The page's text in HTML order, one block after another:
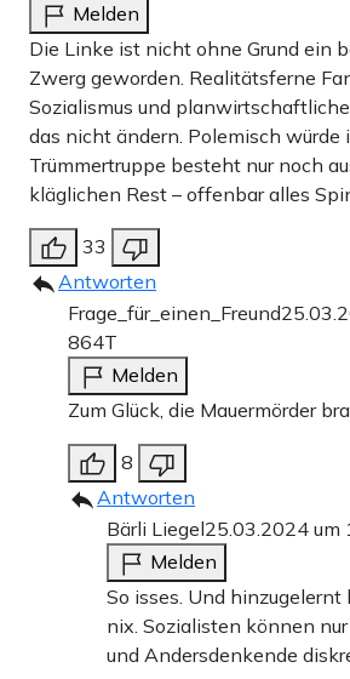
Melden
Die Linke ist nicht ohne Grund ein
Zwerg geworden. Realitätsferne
Sozialismus und
das nicht ändern. Polemisch würde
Trümmertruppe besteht nur noch
kläglichen Rest – offenbar alles
33
Antworten
Frage_für_einen_Freund
864T
Melden
Zum Glück, die Mauermörder
8
Antworten
Bärli Liegel25.03.2024 um
Melden
So isses. Und hinzugelernt
nix. Sozialisten können
und Andersdenkende